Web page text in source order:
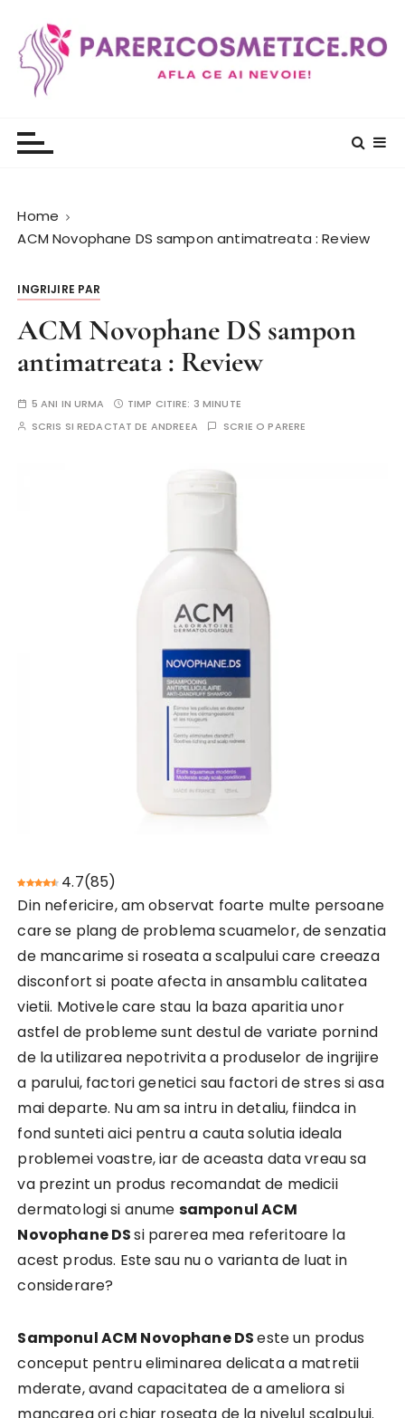
Home
ACM Novophane DS sampon antimatreata : Review
INGRIJIRE PAR
ACM Novophane DS sampon
antimatreata : Review
5 ANI IN URMA TIMP CITIRE: 3 MINUTE
SCRIS SI REDACTAT DE ANDREEA SCRIE O PARERE
4.7(85)
Din nefericire, am observat foarte multe persoane
care se plang de problema scuamelor, de senzatia
de mancarime si roseata a scalpului care creeaza
disconfort si poate afecta in ansamblu calitatea
vietii. Motivele care stau la baza aparitia unor
astfel de probleme sunt destul de variate pornind
de la utilizarea nepotrivita a produselor de ingrijire
a parului, factori genetici sau factori de stres si asa
mai departe. Nu am sa intru in detaliu, fiindca in
fond sunteti aici pentru a cauta solutia ideala
problemei voastre, iar de aceasta data vreau sa
va prezint un produs recomandat de medicii
dermatologi si anume samponul ACM
Novophane DSsi parerea mea referitoare la
acest produs. Este sau nu o varianta de luat in
considerare?
Samponul ACM Novophane DSeste un produs
conceput pentru eliminarea delicata a matretii
mderate, avand capacitatea de a ameliora si
mancarea ori chiar roseata de la nivelul scalpului.